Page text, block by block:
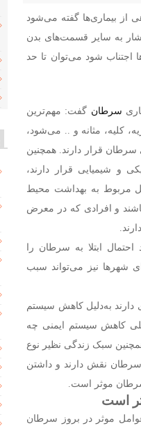
از بیماری‌ها گفته می‌شود
به سایر قسمت‌های بدن
اجتناب شود می‌توان تا حد
سرطان گفت: مهم‌ترین
کلیه، مثانه و .. می‌شود،
سرطان قرار دارند. همچنین
و شیمیایی قرار دارند،
مربوط به بهداشت محیط
و افرادی که در معرض
ابتلا به سرطان را
شهر‌ها نیز می‌تواند سبب
دارند به‌دلیل کاهش سیستم
کلی کاهش سیستم ایمنی چه
سبک زندگی نظیر نوع
سرطان نقش دارند و داشتن
سرطان موثر است.
است
عوامل موثر در بروز سرطان